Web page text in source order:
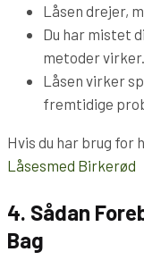
Låsen drejer,
Du har mistet
metoder virker.
Låsen virker
fremtidige
Hvis du har brug for
Låsesmed Birkerød
4. Sådan
Bag